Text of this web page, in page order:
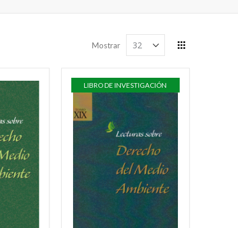
Ver
Mostrar
LIBRO DE INVESTIGACIÓN